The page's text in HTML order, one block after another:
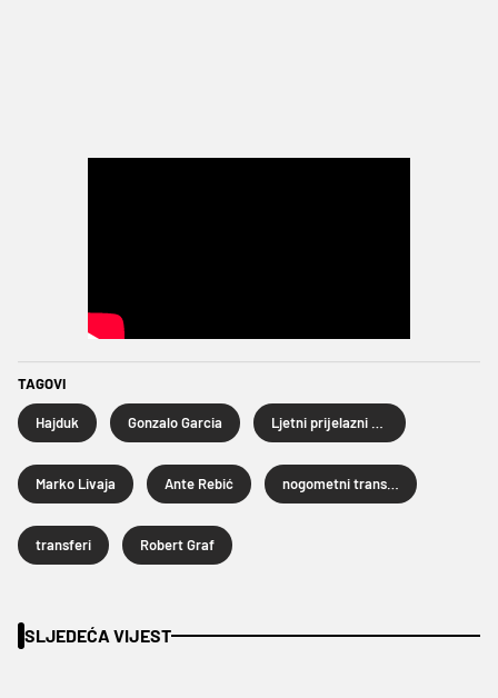
TAGOVI
Hajduk Gonzalo Garcia
Marko Livaja Ante Rebić
transferi Robert Graf
SLJEDEĆA VIJEST